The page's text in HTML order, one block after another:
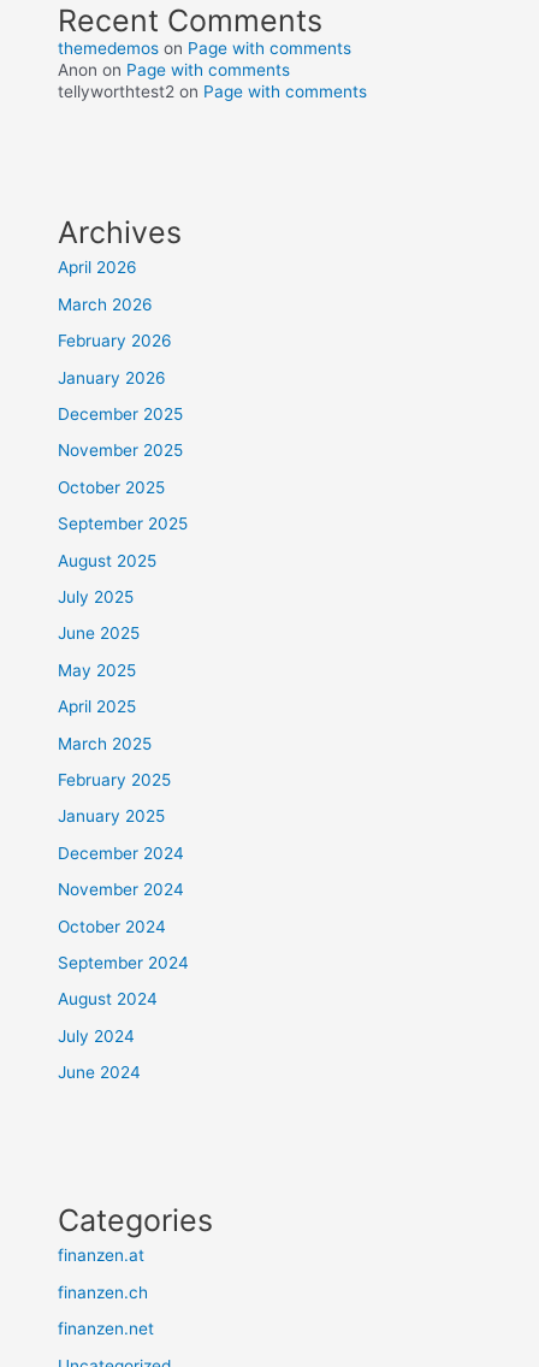
Recent Comments
themedemos on Page with comments
Anon on Page with comments
tellyworthtest2 on Page with comments
Archives
April 2026
March 2026
February 2026
January 2026
December 2025
November 2025
October 2025
September 2025
August 2025
July 2025
June 2025
May 2025
April 2025
March 2025
February 2025
January 2025
December 2024
November 2024
October 2024
September 2024
August 2024
July 2024
June 2024
Categories
finanzen.at
finanzen.ch
finanzen.net